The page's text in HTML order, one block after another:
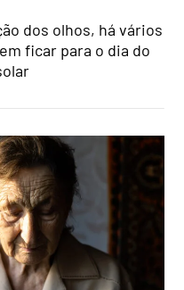
dos olhos, há vários
ficar para o dia do